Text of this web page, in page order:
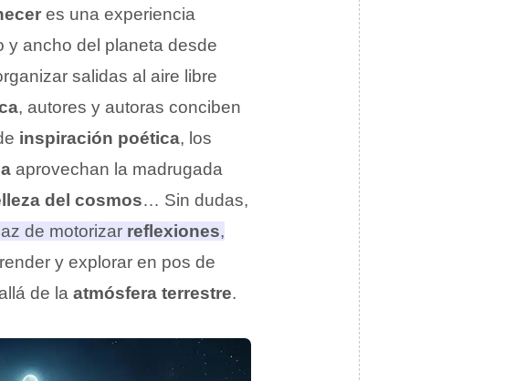
es una experiencia
y ancho del planeta desde
salidas al aire libre
, autores y autoras conciben
inspiración poética, los
aprovechan la madrugada
del cosmos… Sin dudas,
de motorizar reflexiones,
y explorar en pos de
de la atmósfera terrestre.